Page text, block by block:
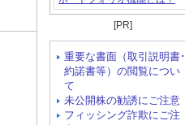
[PR]
重要な書面（取引説明書･
約諾書等）の閲覧につい
て
未公開株の勧誘にご注意
フィッシング詐欺にご注